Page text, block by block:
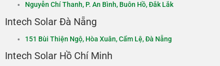
Nguyễn Chí Thanh, P. An Bình, Buôn Hồ, Đắk Lắk​​
Intech Solar Đà Nẵng
151 Bùi Thiện Ngộ, Hòa Xuân, Cẩm Lệ, Đà Nẵng
Intech Solar Hồ Chí Minh